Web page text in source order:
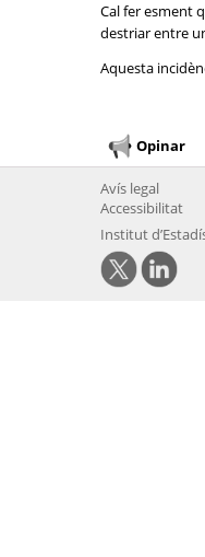
Cal fer esment
destriar entre
Aquesta
Opinar
Avís legal
Accessibilitat
Institut